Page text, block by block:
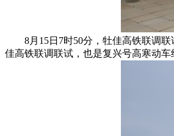
8月15日7时50分，牡佳高铁联调
佳高铁联调联试，也是复兴号高寒动